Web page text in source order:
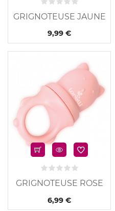
GRIGNOTEUSE JAUNE
9,99 €
GRIGNOTEUSE ROSE
6,99 €